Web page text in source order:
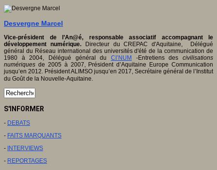
Desvergne Marcel
Vice-président de l’An@é, responsable associatif accompagnant le
développement numérique.Directeur du CREPAC d'Aquitaine, Délégué
général du Réseau international des universités d'été de la communication de
1980 à 2004, Délégué général du CI’NUM -Entretiens des civilisations
numériques de 2005 à 2007, Président d’Aquitaine Europe Communication
jusqu’en 2012. Président ALIMSO jusqu’en 2017, Secrétaire général de l’Institut
du Goût de la Nouvelle-Aquitaine.
S'INFORMER
- DEBATS
- FAITS MARQUANTS
- INTERVIEWS
- REPORTAGES